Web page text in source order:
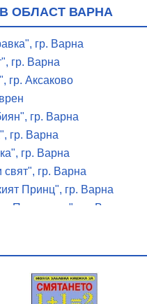
ОБЛАСТ ВАРНА
гр. Варна
гр. Варна
гр. Аксаково
гр. Варна
гр. Варна
гр. Варна
гр. Варна
Принц", гр. Варна
Песъчинки", гр. Варна
"Чебурашка", гр. Варна
гр. Белослав